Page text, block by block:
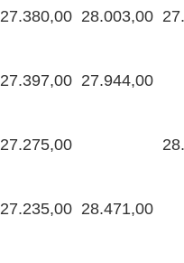
27.380,00 28.003,00
27.397,00 27.944,00
27.275,00
27.235,00 28.471,00